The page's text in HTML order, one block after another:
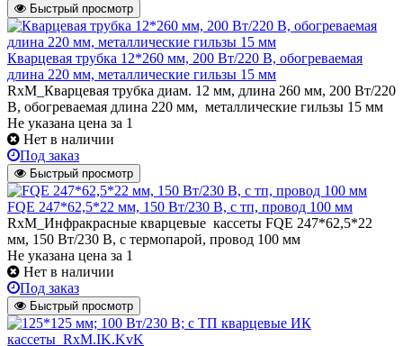
Быстрый просмотр
Кварцевая трубка 12*260 мм, 200 Вт/220 В, обогреваемая
длина 220 мм, металлические гильзы 15 мм
RxM_Кварцевая трубка диам. 12 мм, длина 260 мм, 200 Вт/220
В, обогреваемая длина 220 мм, металлические гильзы 15 мм
Не указана цена за 1
Нет в наличии
Под заказ
Быстрый просмотр
FQE 247*62,5*22 мм, 150 Вт/230 В, с тп, провод 100 мм
RxM_Инфракрасные кварцевые кассеты FQE 247*62,5*22
мм, 150 Вт/230 В, с термопарой, провод 100 мм
Не указана цена за 1
Нет в наличии
Под заказ
Быстрый просмотр